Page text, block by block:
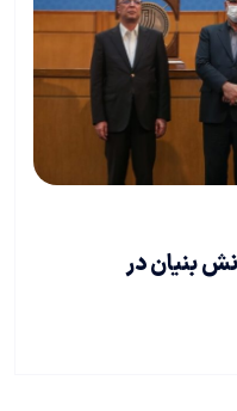
بنیان در